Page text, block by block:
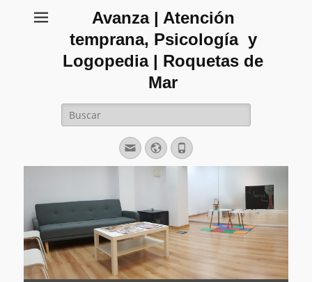
Avanza | Atención
temprana, Psicología y
Logopedia | Roquetas de
Mar
Buscar:
Correo
electrónico
Web Teléfono